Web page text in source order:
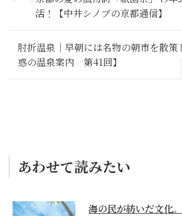
活！【中井シノブの京都通信】
肘折温泉｜早朝には名物の朝市を散策
惑の温泉案内 第41回】
あわせて読みたい
海の民が紡いだ文化